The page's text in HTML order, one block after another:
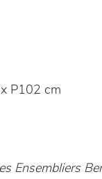
P102 cm
Ensembliers